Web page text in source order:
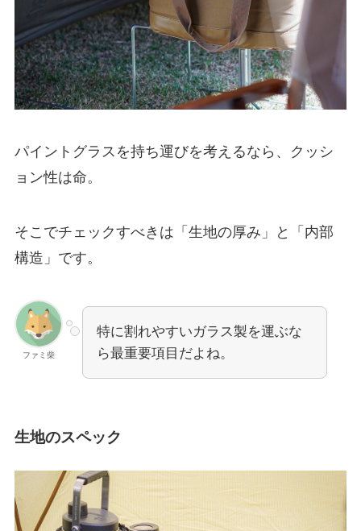
パイントグラスを持ち運びを考えるなら、クッシ
ョン性は命。
そこでチェックすべきは「生地の厚み」と「内部
構造」です。
ファミ柴
特に割れやすいガラス製を運ぶな
ら最重要項目だよね。
生地のスペック